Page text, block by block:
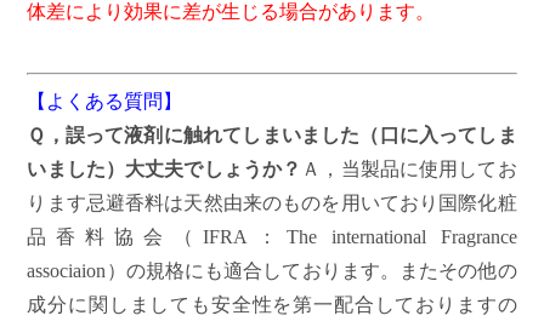
体差により効果に差が生じる場合があります。
【よくある質問】
Ｑ，誤って液剤に触れてしまいました（口に入ってしま
いました）大丈夫でしょうか？ Ａ，当製品に使用してお
ります忌避香料は天然由来のものを用いており国際化粧
品香料協会（IFRA：The international Fragrance
associaion）の規格にも適合しております。またその他の
成分に関しましても安全性を第一配合しておりますの